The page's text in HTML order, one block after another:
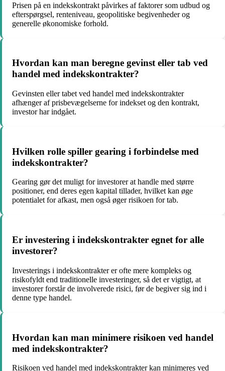
Prisen på en indekskontrakt påvirkes af faktorer som udbud og
efterspørgsel, renteniveau, geopolitiske begivenheder og
generelle økonomiske forhold.
Hvordan kan man beregne gevinst eller tab ved
handel med indekskontrakter?
Gevinsten eller tabet ved handel med indekskontrakter
afhænger af prisbevægelserne for indekset og den kontrakt,
investor har indgået.
Hvilken rolle spiller gearing i forbindelse med
indekskontrakter?
Gearing gør det muligt for investorer at handle med større
positioner, end deres egen kapital tillader, hvilket kan øge
potentialet for afkast, men også øger risikoen for tab.
Er investering i indekskontrakter egnet for alle
investorer?
Investerings i indekskontrakter er ofte mere kompleks og
risikofyldt end traditionelle investeringer, så det er vigtigt, at
investorer forstår de involverede risici, før de begiver sig ind i
denne type handel.
Hvordan kan man minimere risikoen ved handel
med indekskontrakter?
Risikoen ved handel med indekskontrakter kan minimeres ved